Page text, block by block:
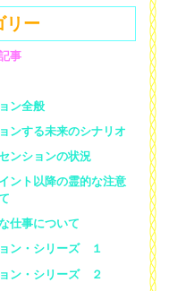
リー
事
ン全般
ンする未来のシナリオ
ンションの状況
ント以降の霊的な注意
仕事について
ン・シリーズ １
ン・シリーズ ２